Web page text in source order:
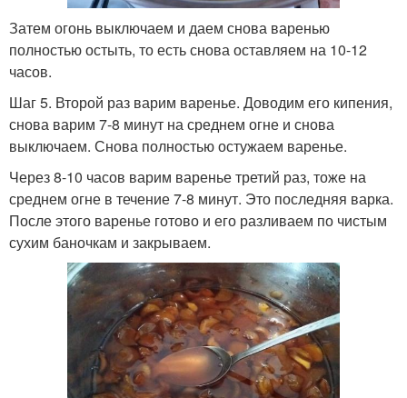
Затем огонь выключаем и даем снова варенью
полностью остыть, то есть снова оставляем на 10-12
часов.
Шаг 5. Второй раз варим варенье. Доводим его кипения,
снова варим 7-8 минут на среднем огне и снова
выключаем. Снова полностью остужаем варенье.
Через 8-10 часов варим варенье третий раз, тоже на
среднем огне в течение 7-8 минут. Это последняя варка.
После этого варенье готово и его разливаем по чистым
сухим баночкам и закрываем.